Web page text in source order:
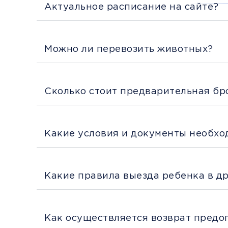
Актуальное расписание на сайте?
Можно ли перевозить животных?
Сколько стоит предварительная
Какие условия и документы
Какие правила выезда ребенка в
Как осуществляется возврат